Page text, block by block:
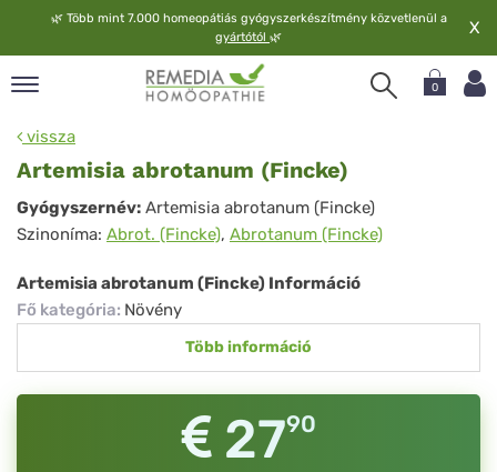
🌿 Több mint 7.000 homeopátiás gyógyszerkészítmény közvetlenül a
gyártótól 🌿 X
0
vissza
Artemisia abrotanum (Fincke)
Artemisia
abrotanum
(Fincke)
Gyógyszernév: Artemisia abrotanum (Fincke)
Szinoníma: Abrot. (Fincke), Abrotanum (Fincke)
Artemisia abrotanum (Fincke) Információ
Fő kategória: Növény
Több információ
2790